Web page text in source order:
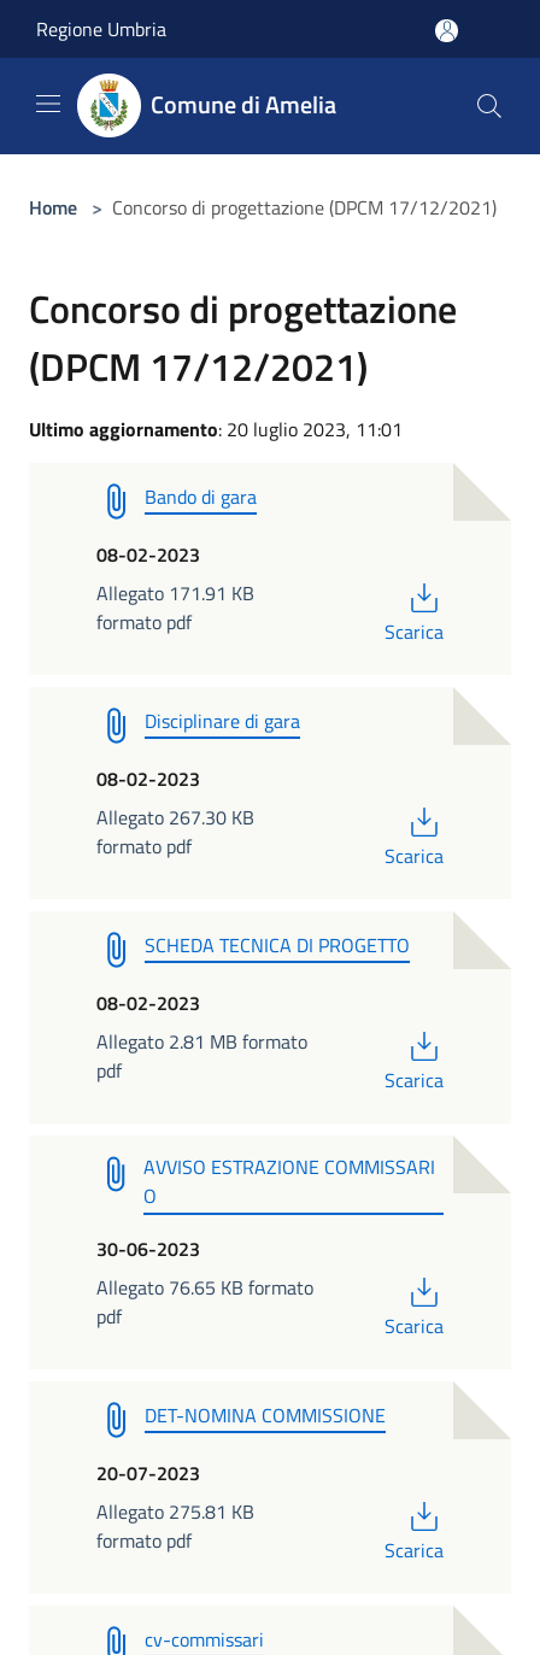
Regione Umbria
Comune di Amelia
Home > Concorso di progettazione (DPCM 17/12/2021)
Concorso di progettazione
(DPCM 17/12/2021)
Ultimo aggiornamento: 20 luglio 2023, 11:01
Bando di gara
08-02-2023
Allegato 171.91 KB
formato pdf
Scarica
Disciplinare di gara
08-02-2023
Allegato 267.30 KB
formato pdf
Scarica
SCHEDA TECNICA DI PROGETTO
08-02-2023
Allegato 2.81 MB formato
pdf
Scarica
AVVISO ESTRAZIONE COMMISSARI
O
30-06-2023
Allegato 76.65 KB formato
pdf
Scarica
DET-NOMINA COMMISSIONE
20-07-2023
Allegato 275.81 KB
formato pdf
Scarica
cv-commissari